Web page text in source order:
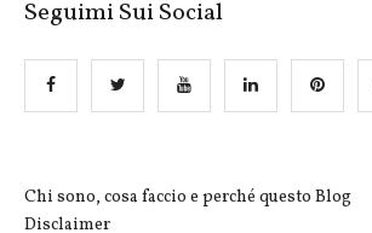
Seguimi Sui Social
Chi sono, cosa faccio e perché questo Blog
Disclaimer